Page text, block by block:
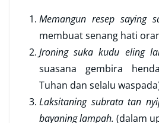
Memangun resep saying
membuat senang hati
Jroning suka kudu eling
suasana gembira
Tuhan dan selalu
Laksitaning subrata tan
bayaning lampah. (dalam